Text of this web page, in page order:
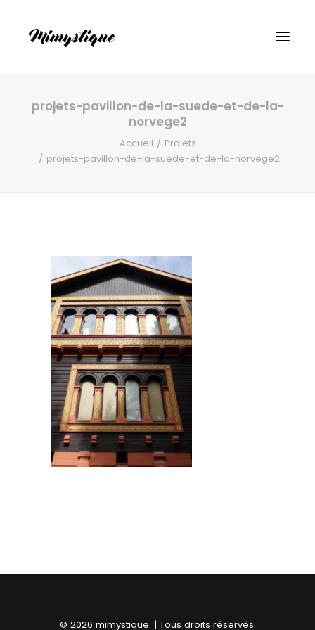
RECHERCHE
projets-pavillon-de-la-suede-et-de-la-
norvege2
Accueil
Projets
projets-pavillon-de-la-suede-et-de-la-norvege2
© 2026 mimystique. | Tous droits réservés.